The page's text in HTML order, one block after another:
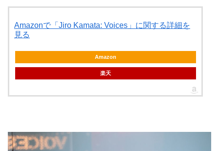
Amazonで「Jiro Kamata: Voices」に関する詳細を
見る
Amazon
楽天